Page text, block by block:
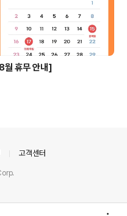
월 휴무 안내]
고객센터